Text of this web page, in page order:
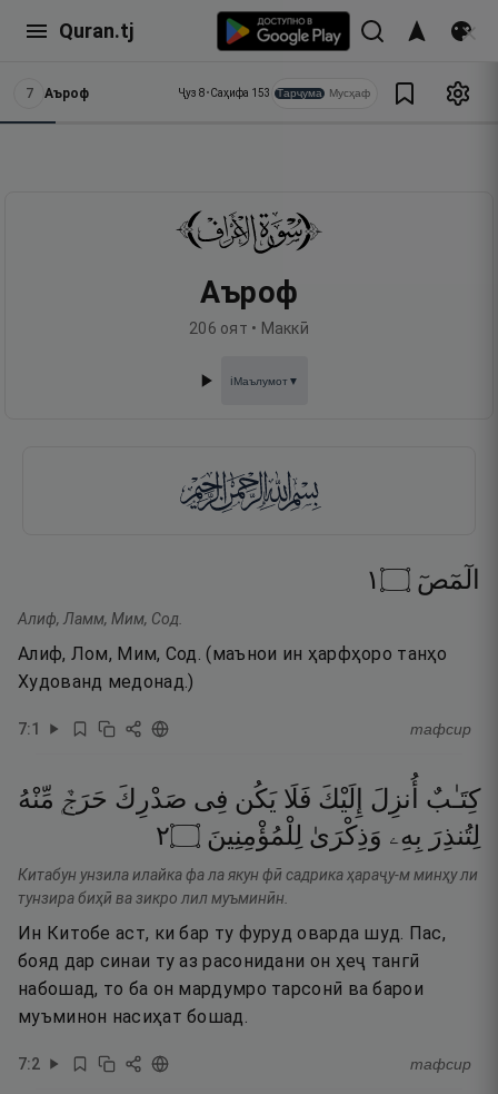
Quran.tj
7 Аъроф Ҷуз 8•Саҳифа 153 Тарҷума Мусҳаф
Аъроф
206 оят • Маккӣ
ℹ️Маълумот▼
الٓمٓصٓ ۝١
Алиф, Ламм, Мим, Сод.
Алиф, Лом, Мим, Сод. (маънои ин ҳарфҳоро танҳо
Худованд медонад.)
7:1 тафсир
كِتَـٰبٌ أُنزِلَ إِلَيْكَ فَلَا يَكُن فِى صَدْرِكَ حَرَجٌۭ مِّنْهُ
لِتُنذِرَ بِهِۦ وَذِكْرَىٰ لِلْمُؤْمِنِينَ ۝٢
Китабун унзила илайка фа ла якун фӣ садрика ҳараҷу-м минҳу ли
тунзира биҳӣ ва зикро лил муъминӣн.
Ин Китобе аст, ки бар ту фуруд оварда шуд. Пас,
бояд дар синаи ту аз расонидани он ҳеҷ тангӣ
набошад, то ба он мардумро тарсонӣ ва барои
муъминон насиҳат бошад.
7:2 тафсир